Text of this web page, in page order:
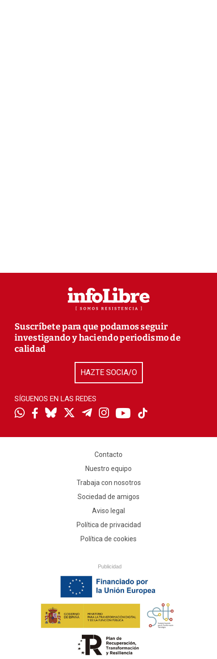
Suscríbete para que podamos seguir
investigando y haciendo periodismo de
calidad
HAZTE SOCIA/O
SÍGUENOS EN LAS REDES
Contacto
Nuestro equipo
Trabaja con nosotros
Sociedad de amigos
Aviso legal
Política de privacidad
Política de cookies
Publicidad